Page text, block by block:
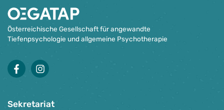
Österreichische Gesellschaft für angewandte
Tiefenpsychologie und allgemeine Psychotherapie
facebookinstagram
Sekretariat